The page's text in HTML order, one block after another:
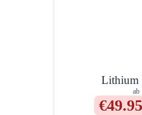
Lithium
ab
€49.95